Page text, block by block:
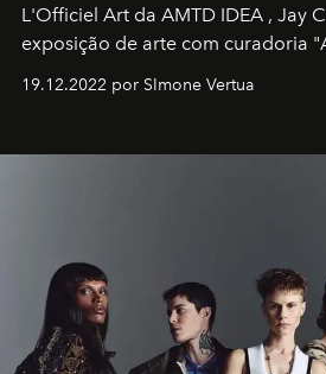
L'Officiel Art da AMTD IDEA , Jay
exposição de arte com curadoria
19.12.2022 por SImone Vertua